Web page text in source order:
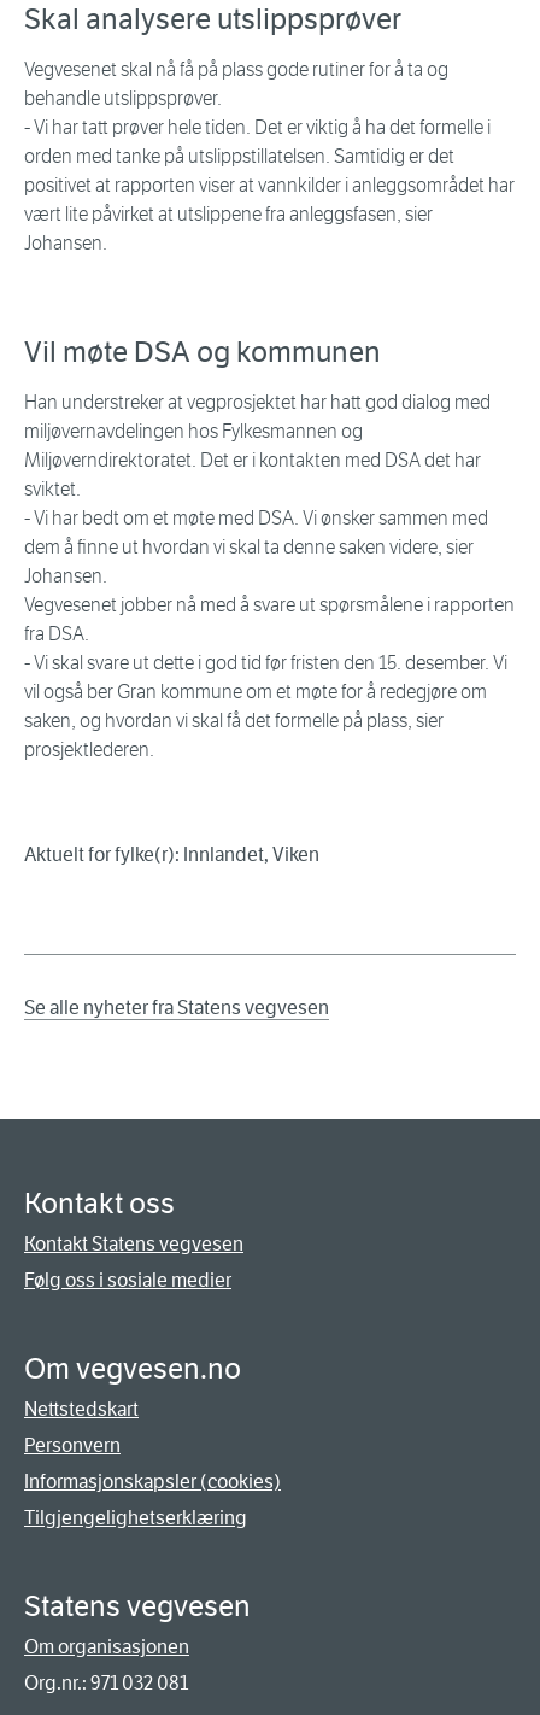
Skal analysere utslippsprøver
Vegvesenet skal nå få på plass gode rutiner for å ta og
behandle utslippsprøver.
- Vi har tatt prøver hele tiden. Det er viktig å ha det formelle i
orden med tanke på utslippstillatelsen. Samtidig er det
positivet at rapporten viser at vannkilder i anleggsområdet har
vært lite påvirket at utslippene fra anleggsfasen, sier
Johansen.
Vil møte DSA og kommunen
Han understreker at vegprosjektet har hatt god dialog med
miljøvernavdelingen hos Fylkesmannen og
Miljøverndirektoratet. Det er i kontakten med DSA det har
sviktet.
- Vi har bedt om et møte med DSA. Vi ønsker sammen med
dem å finne ut hvordan vi skal ta denne saken videre, sier
Johansen.
Vegvesenet jobber nå med å svare ut spørsmålene i rapporten
fra DSA.
- Vi skal svare ut dette i god tid før fristen den 15. desember. Vi
vil også ber Gran kommune om et møte for å redegjøre om
saken, og hvordan vi skal få det formelle på plass, sier
prosjektlederen.
Aktuelt for fylke(r): Innlandet, Viken
Se alle nyheter fra Statens vegvesen
Kontakt oss
Kontakt Statens vegvesen
Følg oss i sosiale medier
Om vegvesen.no
Nettstedskart
Personvern
Informasjonskapsler (cookies)
Tilgjengelighetserklæring
Statens vegvesen
Om organisasjonen
Org.nr.: 971 032 081